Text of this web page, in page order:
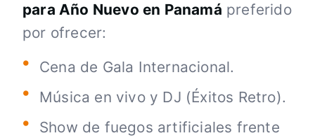
para Año Nuevo en Panamá preferido
por ofrecer:
Cena de Gala Internacional.
Música en vivo y DJ (Éxitos Retro).
Show de fuegos artificiales frente